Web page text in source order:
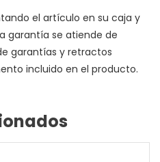
el artículo en su caja y
garantía se atiende de
garantías y retractos
incluido en el producto.